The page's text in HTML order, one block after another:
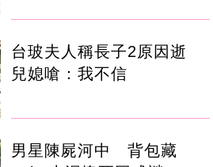
台玻夫人稱長子2原因逝
兒媳嗆：我不信
男星陳屍河中 背包藏